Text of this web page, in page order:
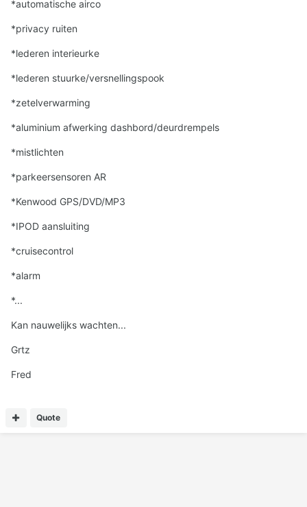
*automatische airco
*privacy ruiten
*lederen interieurke
*lederen stuurke/versnellingspook
*zetelverwarming
*aluminium afwerking dashbord/deurdrempels
*mistlichten
*parkeersensoren AR
*Kenwood GPS/DVD/MP3
*IPOD aansluiting
*cruisecontrol
*alarm
*...
Kan nauwelijks wachten...
Grtz
Fred
Quote